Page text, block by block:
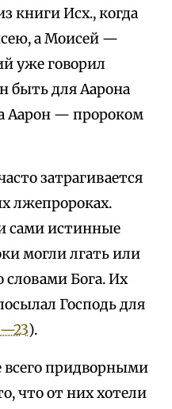
книги Исх., когда
а Моисей —
уже говорил
быть для Аарона
Аарон — пророком
затрагивается
лжепророках.
сами истинные
могли лгать или
словами Бога. Их
Господь для
).
придворными
что от них хотели